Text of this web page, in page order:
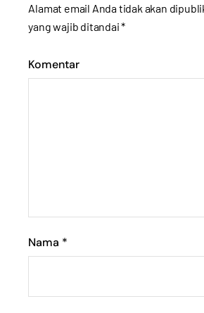
Alamat email Anda tidak akan
yang wajib ditandai*
Komentar
Nama *